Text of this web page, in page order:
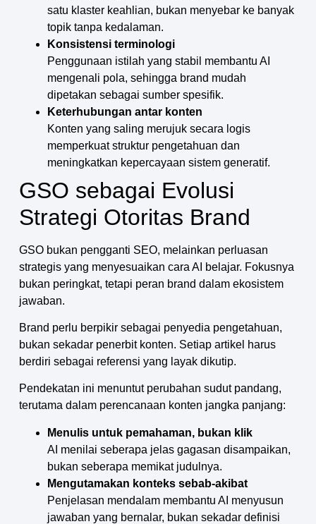
satu klaster keahlian, bukan menyebar ke banyak
topik tanpa kedalaman.
Konsistensi terminologi
Penggunaan istilah yang stabil membantu AI
mengenali pola, sehingga brand mudah
dipetakan sebagai sumber spesifik.
Keterhubungan antar konten
Konten yang saling merujuk secara logis
memperkuat struktur pengetahuan dan
meningkatkan kepercayaan sistem generatif.
GSO sebagai Evolusi
Strategi Otoritas Brand
GSO bukan pengganti SEO, melainkan perluasan
strategis yang menyesuaikan cara AI belajar. Fokusnya
bukan peringkat, tetapi peran brand dalam ekosistem
jawaban.
Brand perlu berpikir sebagai penyedia pengetahuan,
bukan sekadar penerbit konten. Setiap artikel harus
berdiri sebagai referensi yang layak dikutip.
Pendekatan ini menuntut perubahan sudut pandang,
terutama dalam perencanaan konten jangka panjang:
Menulis untuk pemahaman, bukan klik
AI menilai seberapa jelas gagasan disampaikan,
bukan seberapa memikat judulnya.
Mengutamakan konteks sebab-akibat
Penjelasan mendalam membantu AI menyusun
jawaban yang bernalar, bukan sekadar definisi